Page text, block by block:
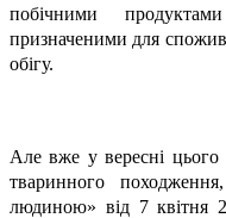
побічними
призначеними для
обігу.
Але вже у вересні
тваринного
людиною» від 7 квітня